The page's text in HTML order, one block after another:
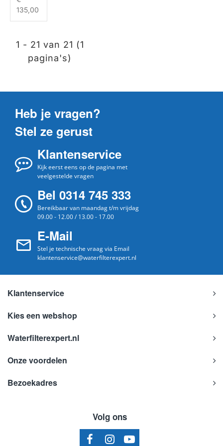
135,00
1 - 21 van 21 (1
pagina's)
Heb je vragen?
Stel ze gerust
Klantenservice
Kijk eerst eens op de pagina met
veelgestelde vragen
Bel 0314 745 333
Bereikbaar van maandag t/m vrijdag
09.00 - 12.00 / 13.00 - 17.00
E-Mail
Stel je technische vraag via Email
klantenservice@waterfilterexpert.nl
Klantenservice
Kies een webshop
Waterfilterexpert.nl
Onze voordelen
Bezoekadres
Volg ons